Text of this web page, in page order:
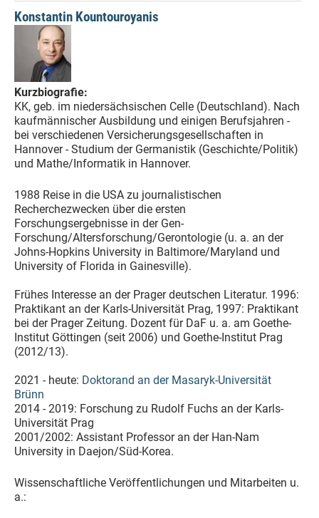
Konstantin Kountouroyanis
Kurzbiografie:
KK, geb. im niedersächsischen Celle (Deutschland). Nach
kaufmännischer Ausbildung und einigen Berufsjahren -
bei verschiedenen Versicherungsgesellschaften in
Hannover - Studium der Germanistik (Geschichte/Politik)
und Mathe/Informatik in Hannover.
1988 Reise in die USA zu journalistischen
Recherchezwecken über die ersten
Forschungsergebnisse in der Gen-
Forschung/Altersforschung/Gerontologie (u. a. an der
Johns-Hopkins University in Baltimore/Maryland und
University of Florida in Gainesville).
Frühes Interesse an der Prager deutschen Literatur. 1996:
Praktikant an der Karls-Universität Prag, 1997: Praktikant
bei der Prager Zeitung. Dozent für DaF u. a. am Goethe-
Institut Göttingen (seit 2006) und Goethe-Institut Prag
(2012/13).
2021 - heute: Doktorand an der Masaryk-Universität
Brünn
2014 - 2019: Forschung zu Rudolf Fuchs an der Karls-
Universität Prag
2001/2002: Assistant Professor an der Han-Nam
University in Daejon/Süd-Korea.
Wissenschaftliche Veröffentlichungen und Mitarbeiten u.
a.: